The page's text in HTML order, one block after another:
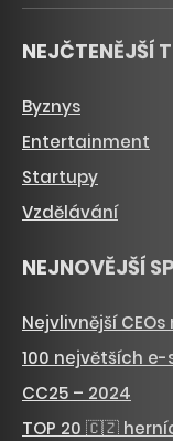
NEJČTENĚJŠÍ
Byznys
Entertainment
Startupy
Vzdělávání
NEJNOVĚJŠÍ
Nejvlivnější
100 největších e-
CC25 – 2024
TOP 20 🇨🇿